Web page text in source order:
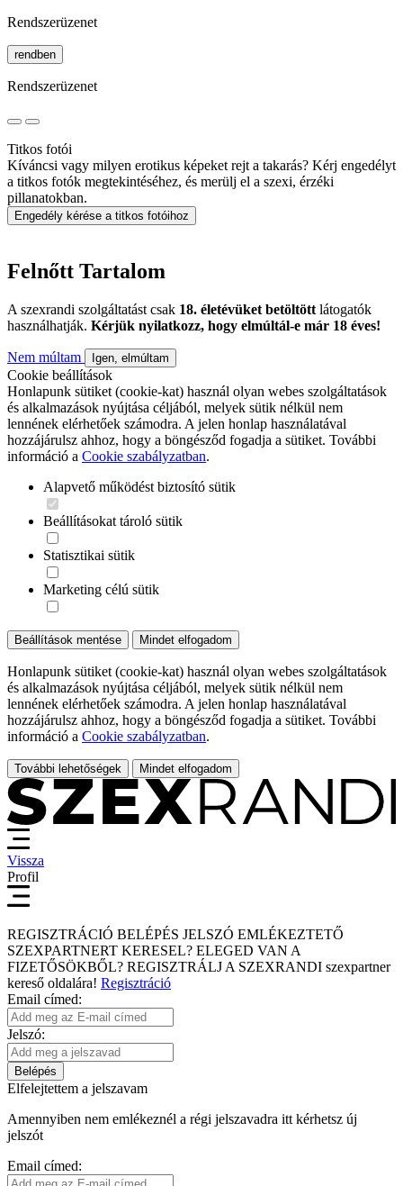
Rendszerüzenet
rendben
Rendszerüzenet
Titkos fotói
Kíváncsi vagy milyen erotikus képeket rejt a takarás? Kérj engedélyt
a titkos fotók megtekintéséhez, és merülj el a szexi, érzéki
pillanatokban.
Engedély kérése a titkos fotóihoz
Felnőtt Tartalom
A szexrandi szolgáltatást csak 18. életévüket betöltött látogatók
használhatják. Kérjük nyilatkozz, hogy elmúltál-e már 18 éves!
Nem múltam Igen, elmúltam
Cookie beállítások
Honlapunk sütiket (cookie-kat) használ olyan webes szolgáltatások
és alkalmazások nyújtása céljából, melyek sütik nélkül nem
lennének elérhetőek számodra. A jelen honlap használatával
hozzájárulsz ahhoz, hogy a böngésződ fogadja a sütiket. További
információ a Cookie szabályzatban.
Alapvető működést biztosító sütik
Beállításokat tároló sütik
Statisztikai sütik
Marketing célú sütik
Beállítások mentése Mindet elfogadom
Honlapunk sütiket (cookie-kat) használ olyan webes szolgáltatások
és alkalmazások nyújtása céljából, melyek sütik nélkül nem
lennének elérhetőek számodra. A jelen honlap használatával
hozzájárulsz ahhoz, hogy a böngésződ fogadja a sütiket. További
információ a Cookie szabályzatban.
További lehetőségek Mindet elfogadom
Vissza
Profil
REGISZTRÁCIÓ BELÉPÉS JELSZÓ EMLÉKEZTETŐ
SZEXPARTNERT KERESEL? ELEGED VAN A
FIZETŐSÖKBŐL? REGISZTRÁLJ A SZEXRANDI szexpartner
kereső oldalára! Regisztráció
Email címed:
Jelszó:
Belépés
Elfelejtettem a jelszavam
Amennyiben nem emlékeznél a régi jelszavadra itt kérhetsz új
jelszót
Email címed: